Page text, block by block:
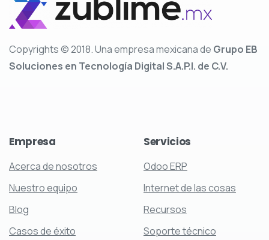
Copyrights © 2018. Una empresa mexicana de Grupo EB
Soluciones en Tecnología Digital S.A.P.I. de C.V.
Empresa
Acerca de nosotros
Nuestro equipo
Blog
Casos de éxito
Servicios
Odoo ERP
Internet de las cosas
Recursos
Soporte técnico